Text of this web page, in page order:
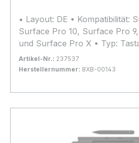
• Layout: DE • Kompatibilität:
Surface Pro 10, Surface Pro
und Surface Pro X • Typ:
Schutzhülle
Artikel-Nr.: 237537
Herstellernummer: 8XB-00143
In den Warenkorb